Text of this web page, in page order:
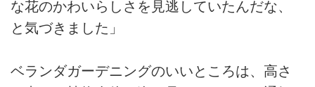
な花のかわいらしさを見逃していたんだな、
と気づきました」
ベランダガーデニングのいいところは、高さ